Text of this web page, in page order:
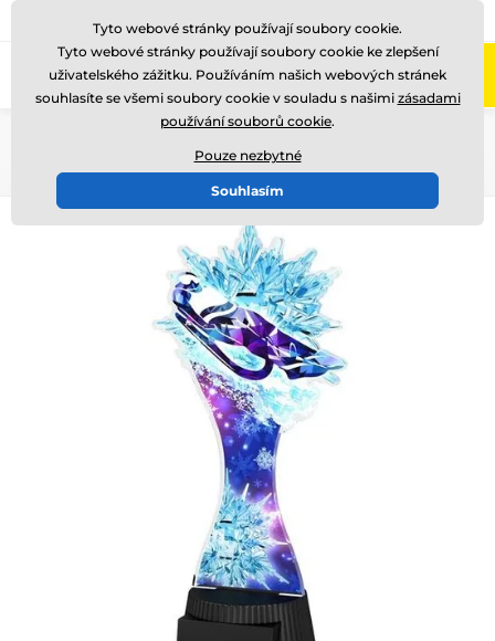
Zavolejte nám (Po-Pá 8-17)
Tyto webové stránky používají soubory cookie.
Tyto webové stránky používají soubory cookie ke zlepšení
uživatelského zážitku. Používáním našich webových stránek
souhlasíte se všemi soubory cookie v souladu s našimi zásadami
používání souborů cookie.
Pouze nezbytné
Souhlasím